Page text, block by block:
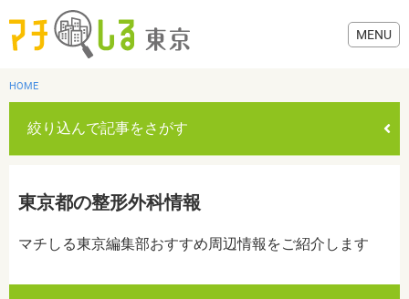
HOME
絞り込んで記事をさがす
東京都の整形外科情報
マチしる東京編集部おすすめ周辺情報をご紹介します